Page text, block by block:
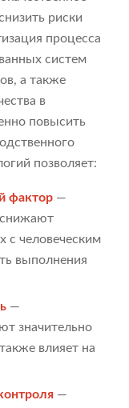
риски
процесса
систем
а также
в
повысить
позволяет:
фактор—
с человеческим
выполнения
—
значительно
влияет на
—